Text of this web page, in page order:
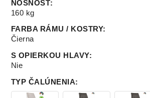
NOSNOSŤ:
160 kg
FARBA RÁMU / KOSTRY:
Čierna
S OPIERKOU HLAVY:
Nie
TYP ČALÚNENIA: